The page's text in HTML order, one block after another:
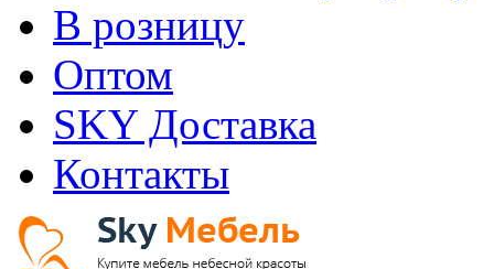
В розницу
Оптом
SKY Доставка
Контакты